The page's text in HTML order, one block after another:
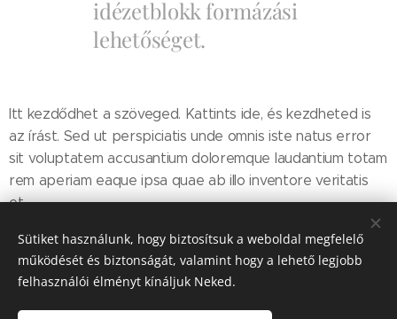
idézetblokk formázási
lehetőséget.
Itt kezdődhet a szöveged. Kattints ide, és kezdheted is
az írást. Sed ut perspiciatis unde omnis iste natus error
sit voluptatem accusantium doloremque laudantium totam
rem aperiam eaque ipsa quae ab illo inventore veritatis
et.
Share
Sütiket használunk, hogy biztosítsuk a weboldal megfelelő
működését és biztonságát, valamint hogy a lehető legjobb
felhasználói élményt kínáljuk Neked.